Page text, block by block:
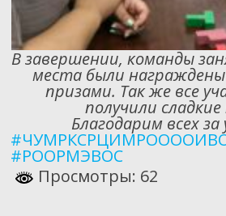
В завершении, команды
места были
призами. Так же все
получили
Благодарим всех
#РООРМЭВОС
Просмотры: 62